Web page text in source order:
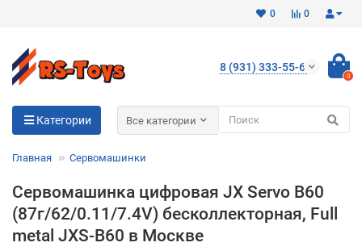
0
0
8 (931) 333-55-65
0
Категории Все категории
Главная Сервомашинки
Сервомашинка цифровая JX Servo B60
(87г/62/0.11/7.4V) бесколлекторная, Full
metal JXS-B60 в Москве
Разбейте
без переплат